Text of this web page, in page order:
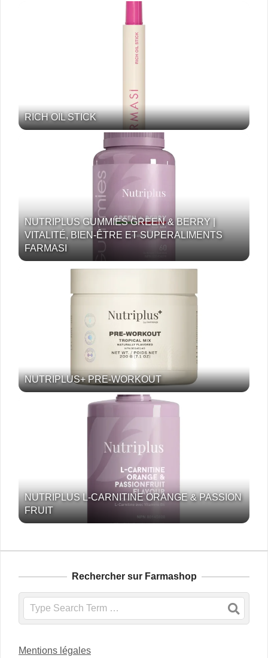
RICH OIL STICK
NUTRIPLUS GUMMIES GREEN & BERRY |
VITALITÉ, BIEN-ÊTRE ET SUPERALIMENTS
FARMASI
NUTRIPLUS+ PRE-WORKOUT
NUTRIPLUS L-CARNITINE ORANGE & PASSION
FRUIT
Rechercher sur Farmashop
Search
Mentions légales